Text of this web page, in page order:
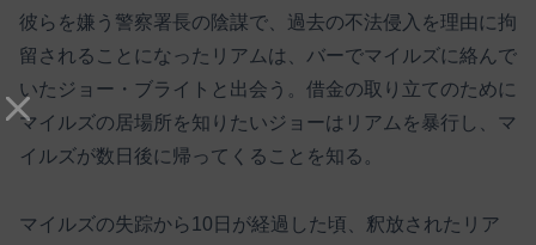
彼らを嫌う警察署長の陰謀で、過去の不法侵入を理由に拘
留されることになったリアムは、バーでマイルズに絡んで
いたジョー・ブライトと出会う。借金の取り立てのために
マイルズの居場所を知りたいジョーはリアムを暴行し、マ
イルズが数日後に帰ってくることを知る。
マイルズの失踪から10日が経過した頃、釈放されたリア